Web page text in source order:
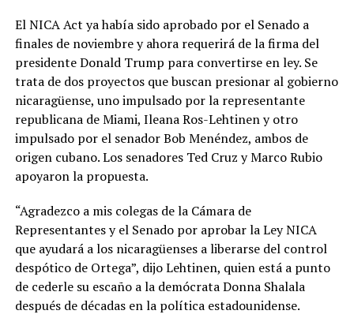
El NICA Act ya había sido aprobado por el Senado a
finales de noviembre y ahora requerirá de la firma del
presidente Donald Trump para convertirse en ley. Se
trata de dos proyectos que buscan presionar al gobierno
nicaragüense, uno impulsado por la representante
republicana de Miami, Ileana Ros-Lehtinen y otro
impulsado por el senador Bob Menéndez, ambos de
origen cubano. Los senadores Ted Cruz y Marco Rubio
apoyaron la propuesta.
“Agradezco a mis colegas de la Cámara de
Representantes y el Senado por aprobar la Ley NICA
que ayudará a los nicaragüenses a liberarse del control
despótico de Ortega”, dijo Lehtinen, quien está a punto
de cederle su escaño a la demócrata Donna Shalala
después de décadas en la política estadounidense.